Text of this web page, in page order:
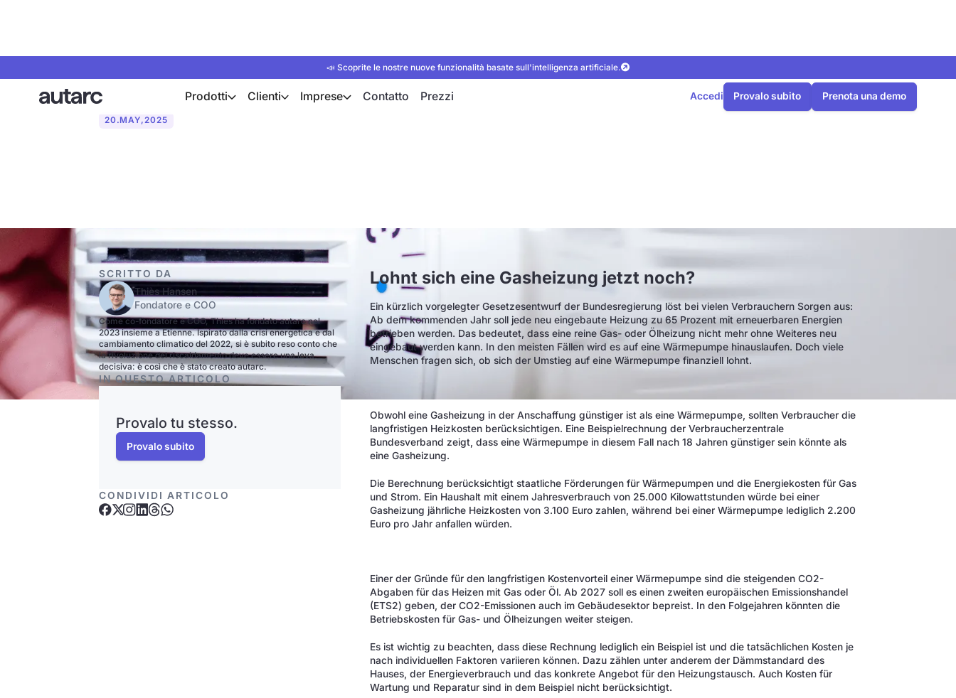
📣 Scoprite le nostre nuove funzionalità basate sull'intelligenza artificiale.
Prodotti Clienti Imprese Contatto Prezzi Accedi Provalo subito Prenota una demo
20.MAY,2025
SCRITTO DA
Thiès Hansen
Fondatore e COO
Come co-fondatore e COO, Thies ha fondato autarc nel
2023 insieme a Etienne. Ispirato dalla crisi energetica e dal
cambiamento climatico del 2022, si è subito reso conto che
la rivoluzione del riscaldamento deve essere una leva
decisiva: è così che è stato creato autarc.
IN QUESTO ARTICOLO
Provalo tu stesso.
Provalo subito
CONDIVIDI ARTICOLO
Lohnt sich eine Gasheizung jetzt noch?
Ein kürzlich vorgelegter Gesetzesentwurf der Bundesregierung löst bei vielen Verbrauchern Sorgen aus:
Ab dem kommenden Jahr soll jede neu eingebaute Heizung zu 65 Prozent mit erneuerbaren Energien
betrieben werden. Das bedeutet, dass eine reine Gas- oder Ölheizung nicht mehr ohne Weiteres neu
eingebaut werden kann. In den meisten Fällen wird es auf eine Wärmepumpe hinauslaufen. Doch viele
Menschen fragen sich, ob sich der Umstieg auf eine Wärmepumpe finanziell lohnt.
Obwohl eine Gasheizung in der Anschaffung günstiger ist als eine Wärmepumpe, sollten Verbraucher die
langfristigen Heizkosten berücksichtigen. Eine Beispielrechnung der Verbraucherzentrale
Bundesverband zeigt, dass eine Wärmepumpe in diesem Fall nach 18 Jahren günstiger sein könnte als
eine Gasheizung.
Die Berechnung berücksichtigt staatliche Förderungen für Wärmepumpen und die Energiekosten für Gas
und Strom. Ein Haushalt mit einem Jahresverbrauch von 25.000 Kilowattstunden würde bei einer
Gasheizung jährliche Heizkosten von 3.100 Euro zahlen, während bei einer Wärmepumpe lediglich 2.200
Euro pro Jahr anfallen würden.
Einer der Gründe für den langfristigen Kostenvorteil einer Wärmepumpe sind die steigenden CO2-
Abgaben für das Heizen mit Gas oder Öl. Ab 2027 soll es einen zweiten europäischen Emissionshandel
(ETS2) geben, der CO2-Emissionen auch im Gebäudesektor bepreist. In den Folgejahren könnten die
Betriebskosten für Gas- und Ölheizungen weiter steigen.
Es ist wichtig zu beachten, dass diese Rechnung lediglich ein Beispiel ist und die tatsächlichen Kosten je
nach individuellen Faktoren variieren können. Dazu zählen unter anderem der Dämmstandard des
Hauses, der Energieverbrauch und das konkrete Angebot für den Heizungstausch. Auch Kosten für
Wartung und Reparatur sind in dem Beispiel nicht berücksichtigt.